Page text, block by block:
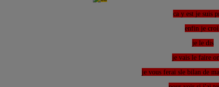
ca y est je suis
enfin je
je le dis
je vais le faire
je vous ferai sle bilan de